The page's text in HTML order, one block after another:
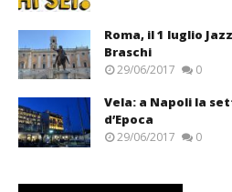
Roma, il 1 luglio
Braschi
29/06/2017 0
Vela: a Napoli la
d’Epoca
29/06/2017 0